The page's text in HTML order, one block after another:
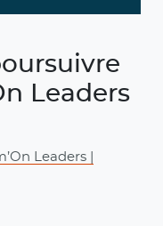
Leaders
Leaders |